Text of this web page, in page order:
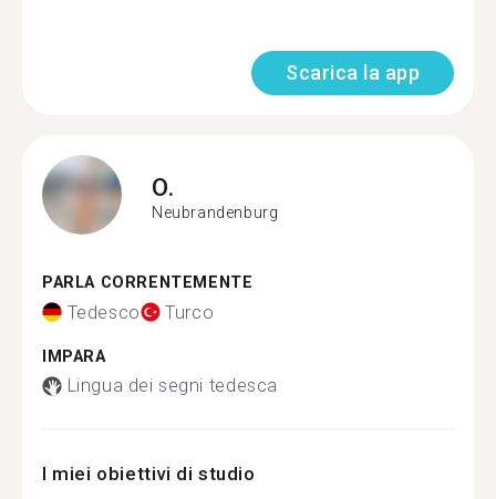
Scarica la app
O.
Neubrandenburg
PARLA CORRENTEMENTE
Tedesco Turco
IMPARA
Lingua dei segni tedesca
I miei obiettivi di studio